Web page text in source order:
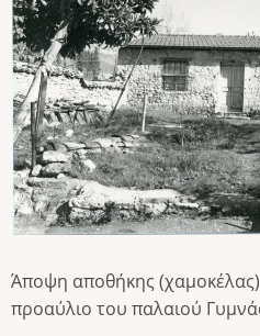
Άποψη αποθήκης
προαύλιο του παλαιού